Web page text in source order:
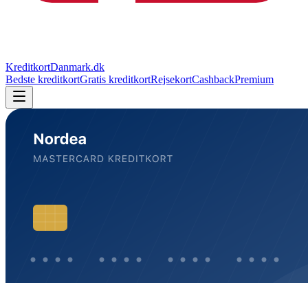
KreditkortDanmark.dk
Bedste kreditkortGratis kreditkortRejsekortCashbackPremium